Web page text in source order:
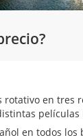
rotativo en tres
películas
en todos los